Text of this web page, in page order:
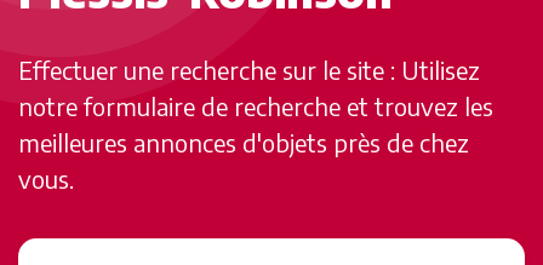
Effectuer une recherche sur le site : Utilisez
notre formulaire de recherche et trouvez les
meilleures annonces d'objets près de chez
vous.